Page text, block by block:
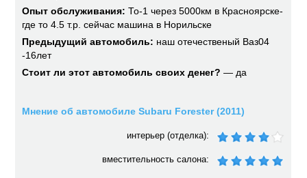
Опыт обслуживания: То-1 через 5000км в Красноярске-
где то 4.5 т.р. сейчас машина в Норильске
Предыдущий автомобиль: наш отечественый Ваз04
-16лет
Стоит ли этот автомобиль своих денег? — да
Мнение об автомобиле Subaru Forester (2011)
интерьер (отделка):
вместительность салона: